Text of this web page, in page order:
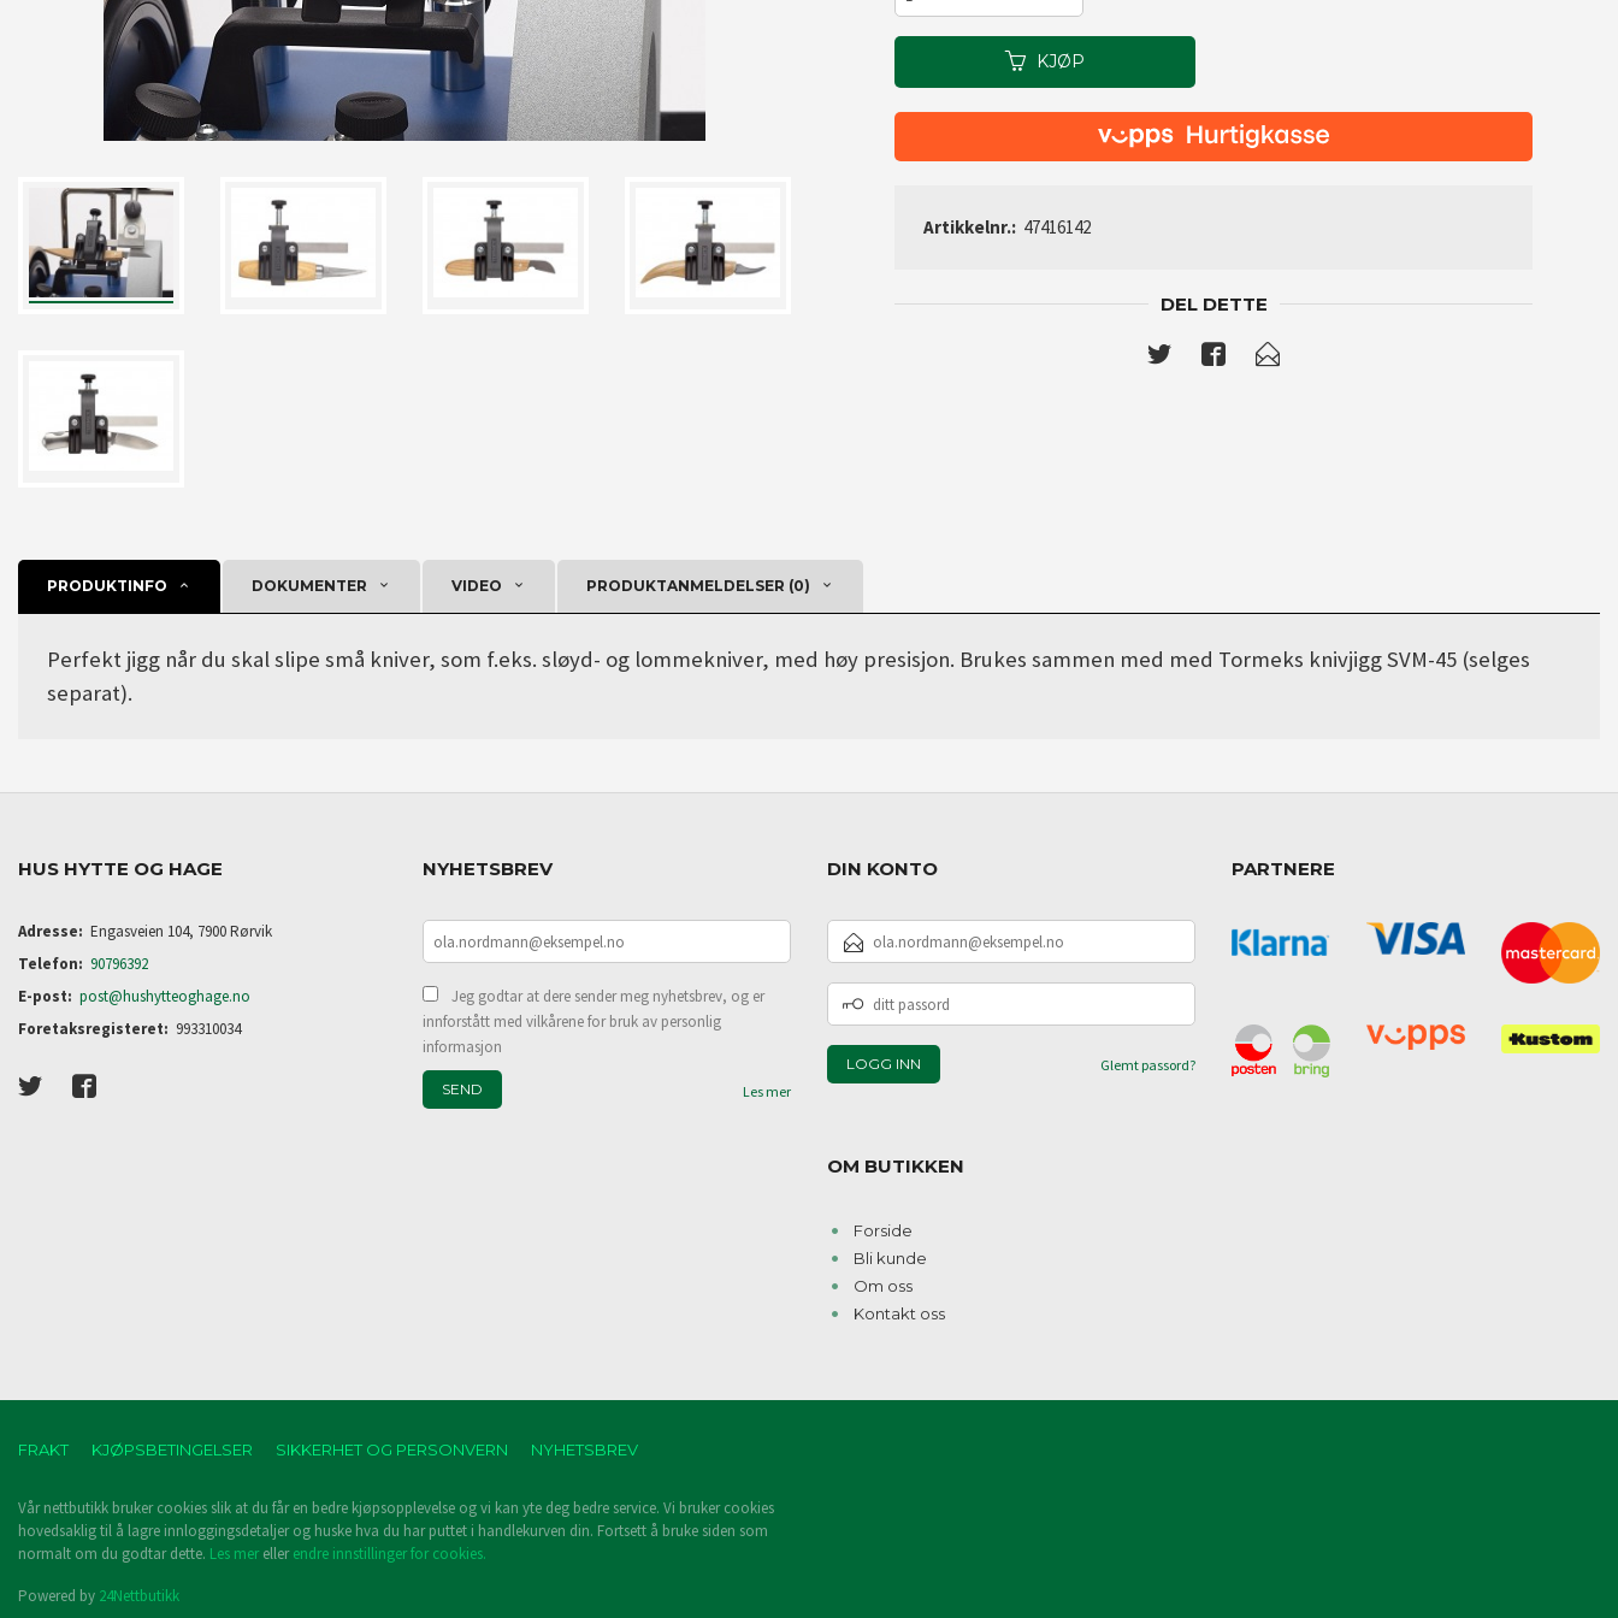
KJØP
Artikkelnr.: 47416142
DEL DETTE
PRODUKTINFO DOKUMENTER VIDEO PRODUKTANMELDELSER (0)
Perfekt jigg når du skal slipe små kniver, som f.eks. sløyd- og lommekniver, med høy presisjon. Brukes sammen med med Tormeks knivjigg SVM-45 (selges
separat).
HUS HYTTE OG HAGE
Adresse: Engasveien 104, 7900 Rørvik
Telefon: 90796392
E-post: post@hushytteoghage.no
Foretaksregisteret: 993310034
NYHETSBREV
Jeg godtar at dere sender meg nyhetsbrev, og er
innforstått med vilkårene for bruk av personlig
informasjon
Les mer
DIN KONTO
E-
POSTADRESSE
DITT
PASSORD
Glemt passord?
OM BUTIKKEN
Forside
Bli kunde
Om oss
Kontakt oss
PARTNERE
FRAKT KJØPSBETINGELSER SIKKERHET OG PERSONVERN NYHETSBREV
Vår nettbutikk bruker cookies slik at du får en bedre kjøpsopplevelse og vi kan yte deg bedre service. Vi bruker cookies
hovedsaklig til å lagre innloggingsdetaljer og huske hva du har puttet i handlekurven din. Fortsett å bruke siden som
normalt om du godtar dette. Les merellerendre innstillinger for cookies.
Powered by 24Nettbutikk